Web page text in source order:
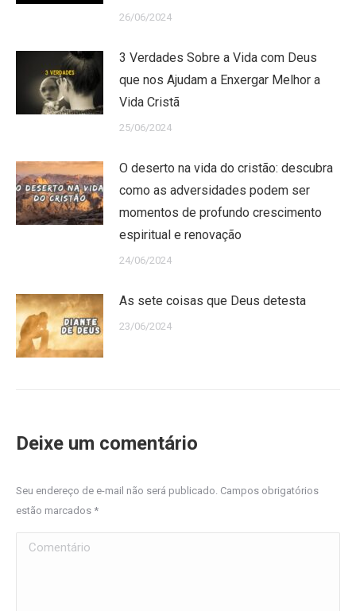
26/06/2024
3 Verdades Sobre a Vida com Deus
que nos Ajudam a Enxergar Melhor a
Vida Cristã
25/06/2024
O deserto na vida do cristão: descubra
como as adversidades podem ser
momentos de profundo crescimento
espiritual e renovação
24/06/2024
As sete coisas que Deus detesta
23/06/2024
Deixe um comentário
Seu endereço de e-mail não será publicado. Campos obrigatórios
estão marcados *
Comentário